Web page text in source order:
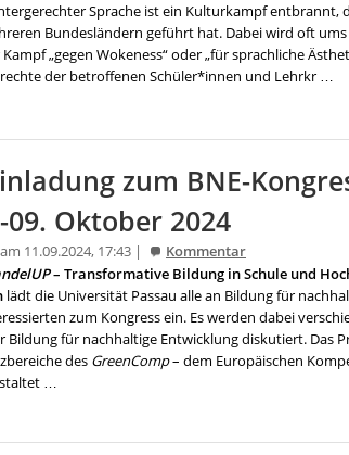
Sprache ist ein Kulturkampf entbrannt,
Bundesländern geführt hat. Dabei wird oft
„gegen Wokeness“ oder „für sprachliche
der betroffenen Schüler*innen und Lehrkr …
zum BNE-
09. Oktober 2024
am 11.09.2024, 17:43 | Kommentar
– Transformative Bildung in Schule und
lädt die Universität Passau alle an Bildung für
zum Kongress ein. Es werden dabei
Bildung für nachhaltige Entwicklung diskutiert. Das
des GreenComp– dem Europäischen
…